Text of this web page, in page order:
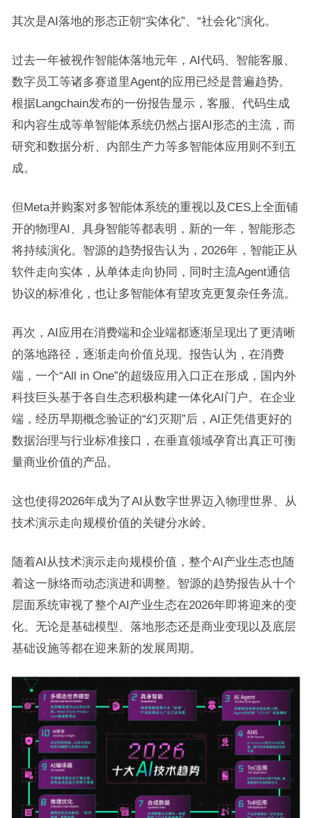
其次是AI落地的形态正朝“实体化”、“社会化”演化。
过去一年被视作智能体落地元年，AI代码、智能客服、
数字员工等诸多赛道里Agent的应用已经是普遍趋势。
根据Langchain发布的一份报告显示，客服、代码生成
和内容生成等单智能体系统仍然占据AI形态的主流，而
研究和数据分析、内部生产力等多智能体应用则不到五
成。
但Meta并购案对多智能体系统的重视以及CES上全面铺
开的物理AI、具身智能等都表明，新的一年，智能形态
将持续演化。智源的趋势报告认为，2026年，智能正从
软件走向实体，从单体走向协同，同时主流Agent通信
协议的标准化，也让多智能体有望攻克更复杂任务流。
再次，AI应用在消费端和企业端都逐渐呈现出了更清晰
的落地路径，逐渐走向价值兑现。报告认为，在消费
端，一个“All in One”的超级应用入口正在形成，国内外
科技巨头基于各自生态积极构建一体化AI门户。在企业
端，经历早期概念验证的“幻灭期”后，AI正凭借更好的
数据治理与行业标准接口，在垂直领域孕育出真正可衡
量商业价值的产品。
这也使得2026年成为了AI从数字世界迈入物理世界、从
技术演示走向规模价值的关键分水岭。
随着AI从技术演示走向规模价值，整个AI产业生态也随
着这一脉络而动态演进和调整。智源的趋势报告从十个
层面系统审视了整个AI产业生态在2026年即将迎来的变
化。无论是基础模型、落地形态还是商业变现以及底层
基础设施等都在迎来新的发展周期。